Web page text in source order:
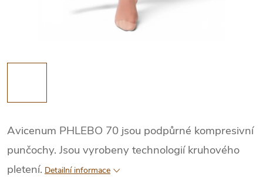
Avicenum PHLEBO 70 jsou podpůrné kompresivní
punčochy. Jsou vyrobeny technologií kruhového
pletení. Detailní informace